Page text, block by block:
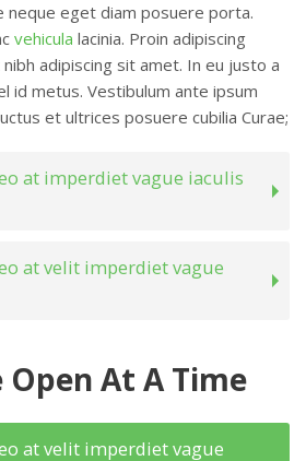
neque eget diam posuere porta.
vehicula lacinia. Proin adipiscing
adipiscing sit amet. In eu justo a
id metus. Vestibulum ante ipsum
et ultrices posuere cubilia Curae;
at imperdiet vague iaculis
at velit imperdiet vague
Open At A Time
at velit imperdiet vague